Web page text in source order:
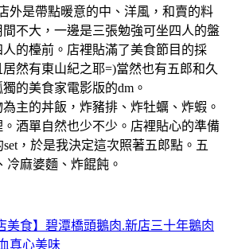
外是帶點暖意的中、洋風，和賣的料
不大，一邊是三張勉強可坐四人的盤
的檯前。店裡貼滿了美食節目的採
然有東山紀之耶=)當然也有五郎和久
的美食家電影版的dm。
主的丼飯，炸豬排、炸牡蠣、炸蝦。
酒單自然也少不少。店裡貼心的準備
，於是我決定這次照著五郎點。五
冷麻婆麵、炸餛飩。
美食】碧潭橋頭鵝肉.新店三十年鵝肉
真心美味